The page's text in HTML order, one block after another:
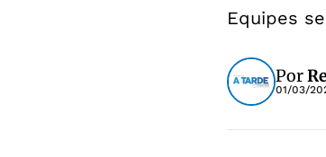
Equipes
Por
01/03/